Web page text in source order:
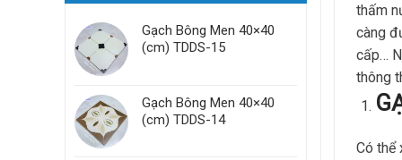
Gạch Bông Men 40×40
(cm) TDDS-15
Gạch Bông Men 40×40
(cm) TDDS-14
thấm
càng
cấp…
thông
Có